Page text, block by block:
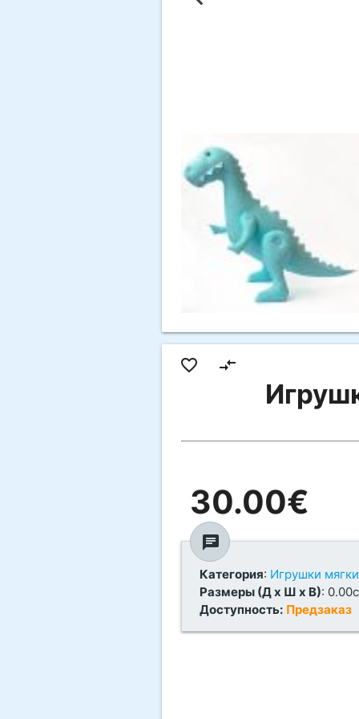
favorite_border compare_arrows
30.00€
chat
Категория: Игрушки
Размеры (Д х Ш х В):
Доступность: Предзаказ